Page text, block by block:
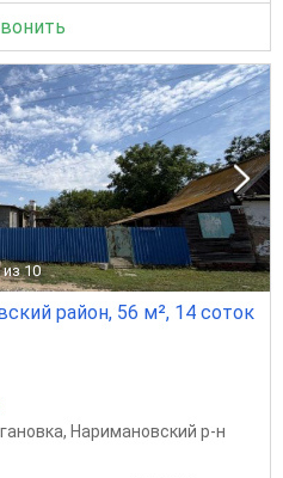
из 10
район, 56 м², 14 соток
, Наримановский р-н